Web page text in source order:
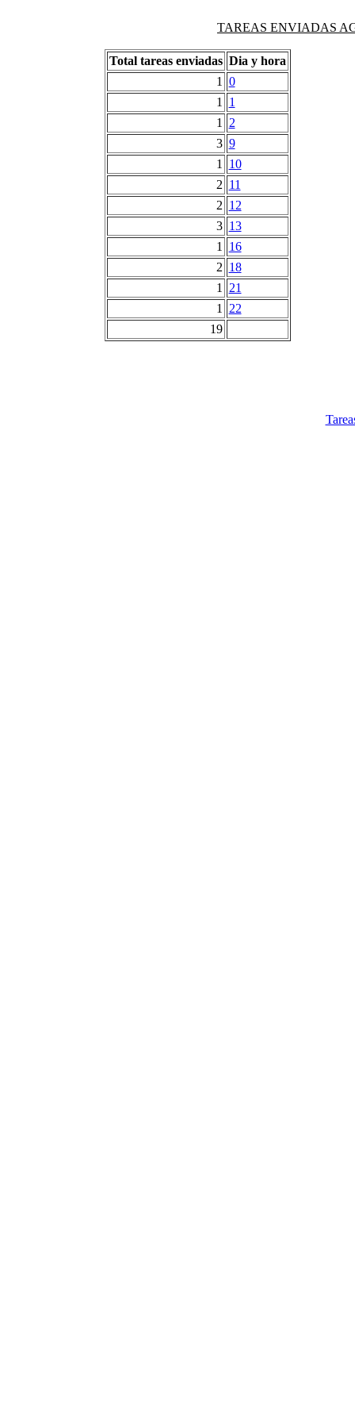
TAREAS ENVIADAS
Total tareas enviadas Dia y hora
1
0
1
1
1
2
3 9
1
10
2 11
2 12
3 13
1
16
2 18
1
21
1
22
19